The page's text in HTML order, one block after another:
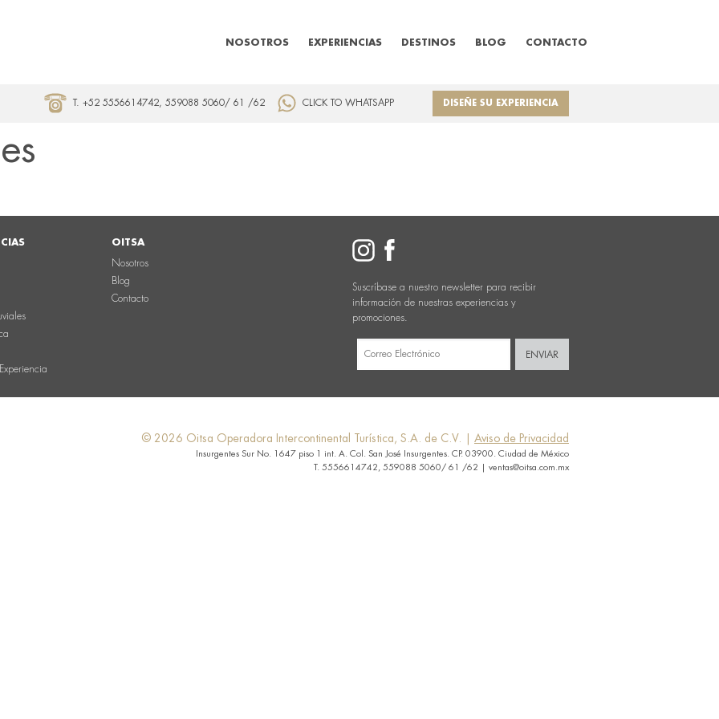
NOSOTROS EXPERIENCIAS DESTINOS BLOG CONTACTO
T. +52 5556614742, 559088 5060/ 61 /62 CLICK TO WHATSAPP DISEÑE SU EXPERIENCIA
OITSA
Nosotros
Blog
Contacto
Suscríbase a nuestro newsletter para recibir
información de nuestras experiencias y
promociones.
© 2026 Oitsa Operadora Intercontinental Turística, S.A. de C.V. | Aviso de Privacidad
Insurgentes Sur No. 1647 piso 1 int. A. Col. San José Insurgentes. CP. 03900. Ciudad de México
T. 5556614742, 559088 5060/ 61 /62 | ventas@oitsa.com.mx